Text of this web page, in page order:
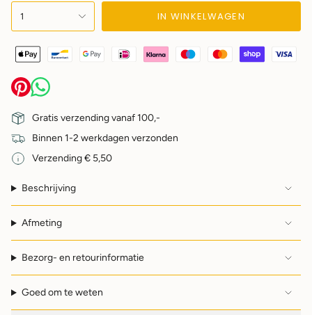
{"in_cart_html"=>"",
"decrease"=>"",
"multiples_of"=>"",
"minimum_of"=>"",
"maximum_of"=>""}
1 IN WINKELWAGEN
Gratis verzending vanaf 100,-
Binnen 1-2 werkdagen verzonden
Verzending € 5,50
Beschrijving
Afmeting
Bezorg- en retourinformatie
Goed om te weten